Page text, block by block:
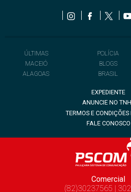
ÚLTIMAS
MACEIÓ
ALAGOAS
POLÍCIA
BLOGS
BRASIL
EXPEDIENTE
ANUNCIE NO
TERMOS E CONDIÇÕES
FALE CONOSCO
Comercial
(82)30237565 |